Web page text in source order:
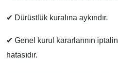
✔ Dürüstlük kuralına aykırıdır.
✔ Genel kurul kararlarının
hatasıdır.